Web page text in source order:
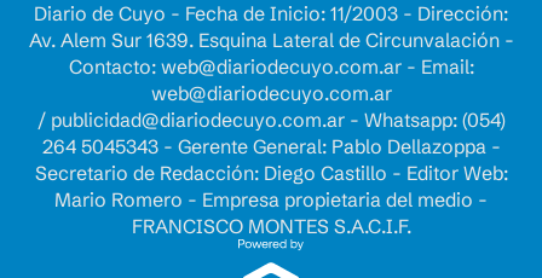
Diario de Cuyo - Fecha de Inicio: 11/2003 - Dirección:
Av. Alem Sur 1639. Esquina Lateral de Circunvalación -
Contacto: web@diariodecuyo.com.ar- Email:
web@diariodecuyo.com.ar
/ publicidad@diariodecuyo.com.ar- Whatsapp: (054)
264 5045343 - Gerente General: Pablo Dellazoppa -
Secretario de Redacción: Diego Castillo - Editor Web:
Mario Romero - Empresa propietaria del medio -
FRANCISCO MONTES S.A.C.I.F.